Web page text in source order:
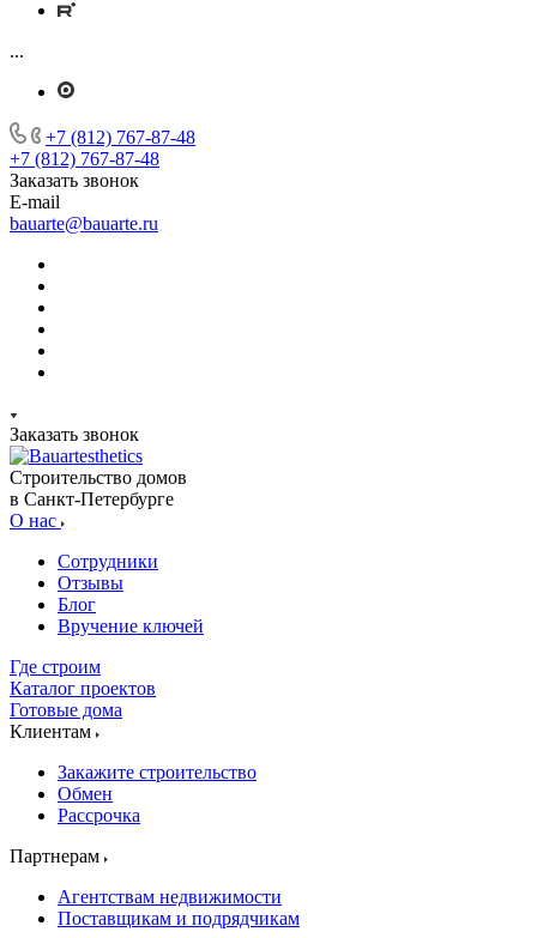
...
+7 (812) 767-87-48
+7 (812) 767-87-48
Заказать звонок
E-mail
bauarte@bauarte.ru
Заказать звонок
Строительство домов
в Санкт-Петербурге
О нас
Сотрудники
Отзывы
Блог
Вручение ключей
Где строим
Каталог проектов
Готовые дома
Клиентам
Закажите строительство
Обмен
Рассрочка
Партнерам
Агентствам недвижимости
Поставщикам и подрядчикам